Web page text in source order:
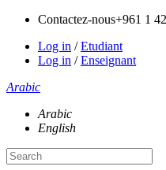
Contactez-nous+961 1
Log in /Etudiant
Log in /Enseignant
Arabic
Arabic
English